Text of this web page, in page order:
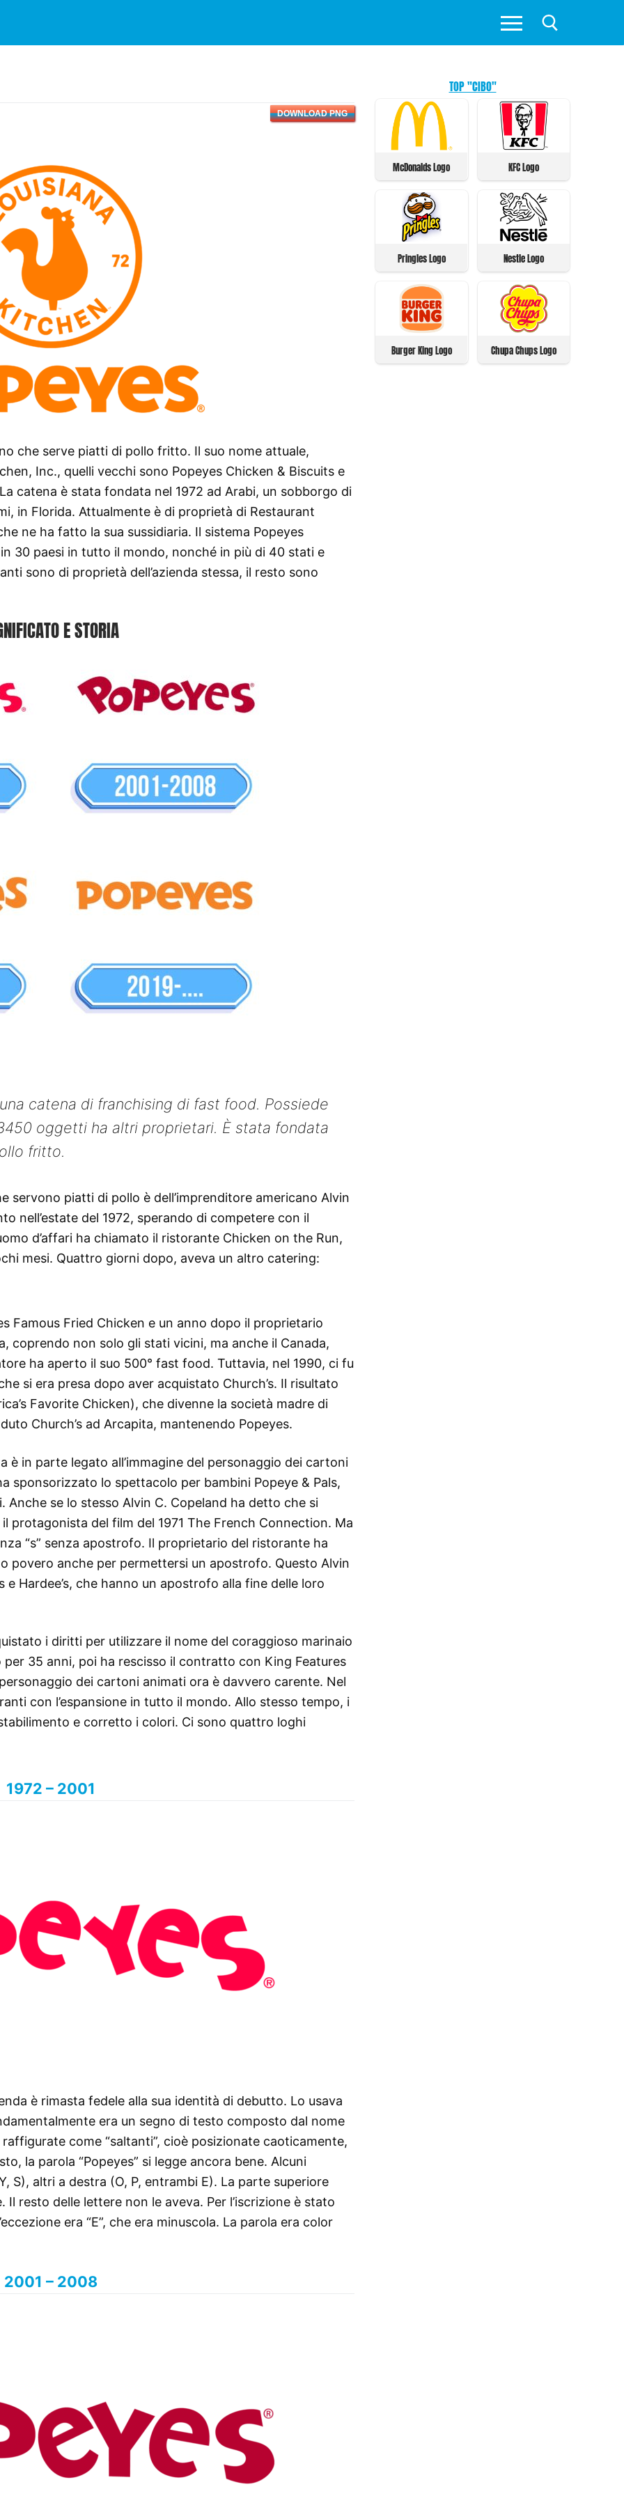
DOWNLOAD PNG
che serve piatti di pollo fritto. Il suo nome attuale,
Inc., quelli vecchi sono Popeyes Chicken & Biscuits e
catena è stata fondata nel 1972 ad Arabi, un sobborgo di
in Florida. Attualmente è di proprietà di Restaurant
ne ha fatto la sua sussidiaria. Il sistema Popeyes
30 paesi in tutto il mondo, nonché in più di 40 stati e
sono di proprietà dell’azienda stessa, il resto sono
E STORIA
catena di franchising di fast food. Possiede
oggetti ha altri proprietari. È stata fondata
fritto.
servono piatti di pollo è dell’imprenditore americano Alvin
nell’estate del 1972, sperando di competere con il
d’affari ha chiamato il ristorante Chicken on the Run,
mesi. Quattro giorni dopo, aveva un altro catering:
Famous Fried Chicken e un anno dopo il proprietario
coprendo non solo gli stati vicini, ma anche il Canada,
ha aperto il suo 500° fast food. Tuttavia, nel 1990, ci fu
si era presa dopo aver acquistato Church’s. Il risultato
Favorite Chicken), che divenne la società madre di
Church’s ad Arcapita, mantenendo Popeyes.
è in parte legato all’immagine del personaggio dei cartoni
sponsorizzato lo spettacolo per bambini Popeye & Pals,
Anche se lo stesso Alvin C. Copeland ha detto che si
protagonista del film del 1971 The French Connection. Ma
“s” senza apostrofo. Il proprietario del ristorante ha
povero anche per permettersi un apostrofo. Questo Alvin
Hardee’s, che hanno un apostrofo alla fine delle loro
i diritti per utilizzare il nome del coraggioso marinaio
35 anni, poi ha rescisso il contratto con King Features
dei cartoni animati ora è davvero carente. Nel
con l’espansione in tutto il mondo. Allo stesso tempo, i
e corretto i colori. Ci sono quattro loghi
1972 – 2001
è rimasta fedele alla sua identità di debutto. Lo usava
era un segno di testo composto dal nome
come “saltanti”, cioè posizionate caoticamente,
la parola “Popeyes” si legge ancora bene. Alcuni
S), altri a destra (O, P, entrambi E). La parte superiore
Il resto delle lettere non le aveva. Per l’iscrizione è stato
era “E”, che era minuscola. La parola era color
2001 – 2008
TOP "CIBO"
McDonalds Logo KFC Logo
Pringles Logo Nestle Logo
Burger King Logo Chupa Chups Logo